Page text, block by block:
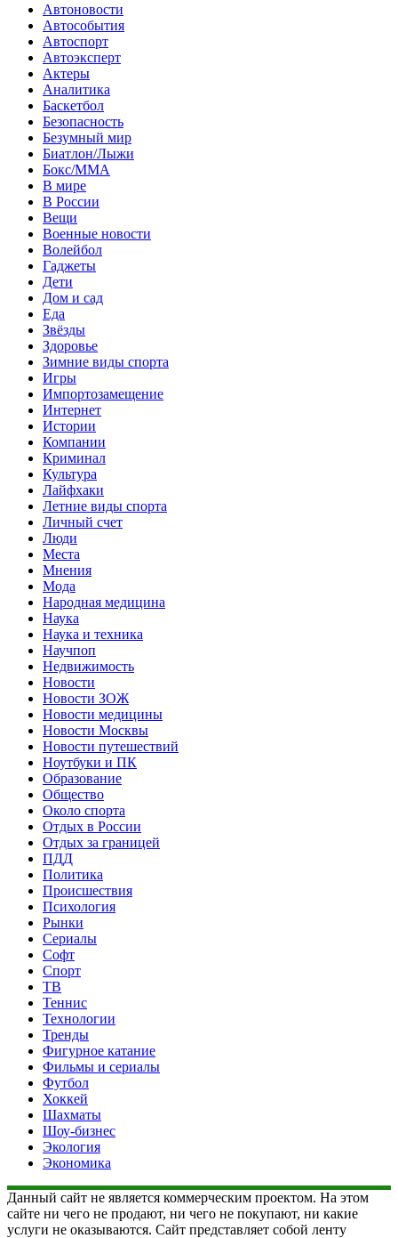
Автоновости
Автособытия
Автоспорт
Автоэксперт
Актеры
Аналитика
Баскетбол
Безопасность
Безумный мир
Биатлон/Лыжи
Бокс/MMA
В мире
В России
Вещи
Военные новости
Волейбол
Гаджеты
Дети
Дом и сад
Еда
Звёзды
Здоровье
Зимние виды спорта
Игры
Импортозамещение
Интернет
Истории
Компании
Криминал
Культура
Лайфхаки
Летние виды спорта
Личный счет
Люди
Места
Мнения
Мода
Народная медицина
Наука
Наука и техника
Научпоп
Недвижимость
Новости
Новости ЗОЖ
Новости медицины
Новости Москвы
Новости путешествий
Ноутбуки и ПК
Образование
Общество
Около спорта
Отдых в России
Отдых за границей
ПДД
Политика
Происшествия
Психология
Рынки
Сериалы
Софт
Спорт
ТВ
Теннис
Технологии
Тренды
Фигурное катание
Фильмы и сериалы
Футбол
Хоккей
Шахматы
Шоу-бизнес
Экология
Экономика
Данный сайт не является коммерческим проектом. На этом
сайте ни чего не продают, ни чего не покупают, ни какие
услуги не оказываются. Сайт представляет собой ленту